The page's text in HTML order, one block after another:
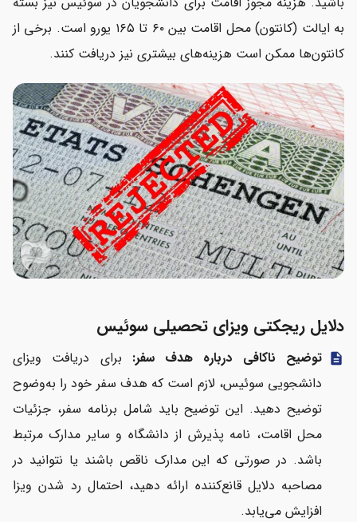
به ایالت (کانتون) محل اقامت بین ۶۰ تا ۱۶۵ یورو است. برخی از
کانتون‌ها ممکن است هزینه‌های بیشتری نیز دریافت کنند.
دلایل ریجکتی ویزای تحصیلی سوئیس
description توضیح ناکافی درباره هدف سفر: برای دریافت ویزای
دانشجویی سوئیس، لازم است که هدف سفر خود را به‌وضوح
توضیح دهید. این توضیح باید شامل برنامه سفر، جزئیات
محل اقامت، نامه پذیرش از دانشگاه و سایر مدارک مرتبط
باشد. در صورتی که این مدارک ناقص باشند یا نتوانید در
مصاحبه دلایل قانع‌کننده ارائه دهید، احتمال رد شدن ویزا
افزایش می‌یابد.